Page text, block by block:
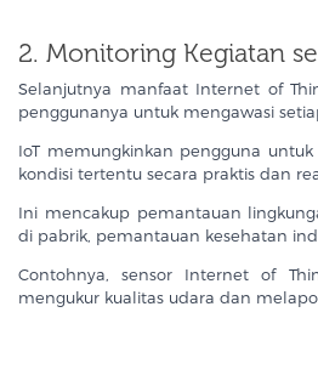
2. Monitoring Kegiatan
Selanjutnya manfaat Internet of
penggunanya untuk mengawasi
IoT memungkinkan pengguna
kondisi tertentu secara praktis dan
Ini mencakup pemantauan
di pabrik, pemantauan kesehatan
Contohnya, sensor Internet of
mengukur kualitas udara dan